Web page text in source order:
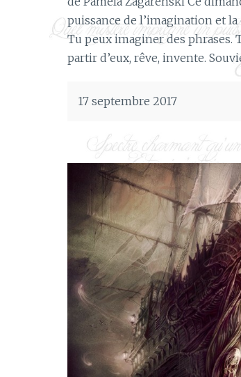
puissance de l’imagination et
Tu peux imaginer des phrases.
partir d’eux, rêve, invente.
17 septembre 2017